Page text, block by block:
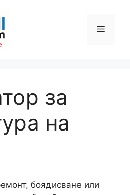
Меню
за
на
боядисване или